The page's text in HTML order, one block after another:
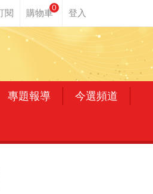
0
專題報導 今選頻道